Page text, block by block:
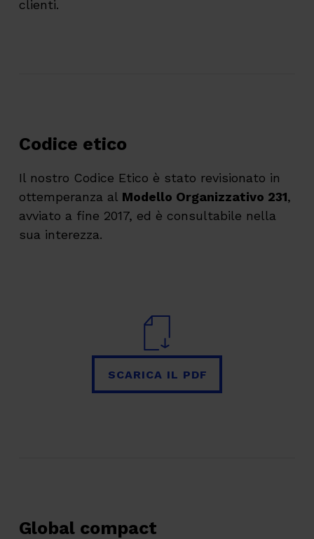
clienti.
Codice etico
Il nostro Codice Etico è stato revisionato in
ottemperanza al Modello Organizzativo 231,
avviato a fine 2017, ed è consultabile nella
sua interezza.
SCARICA IL PDF
SCARICA IL PDF
Global compact